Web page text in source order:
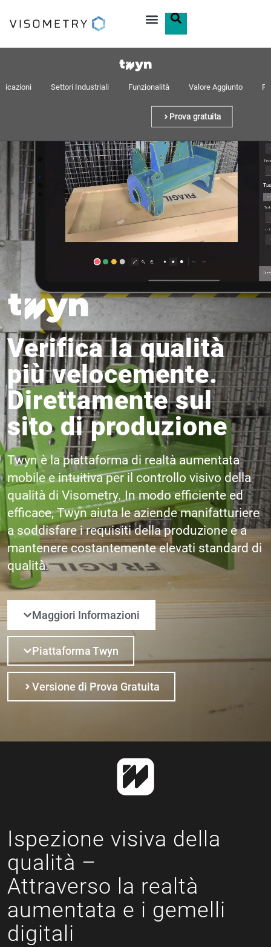
Settori Industriali Funzionalità Valore Aggiunto
Prova gratuita
Verifica la qualità
più velocemente.
Direttamente sul
sito di produzione
Twyn è la piattaforma di realtà aumentata
mobile e intuitiva per il controllo visivo della
qualità di Visometry. In modo efficiente ed
efficace, Twyn aiuta le aziende manifatturiere
a soddisfare i requisiti della produzione e a
mantenere costantemente elevati standard di
qualità.
Maggiori Informazioni
Piattaforma Twyn
Versione di Prova Gratuita
Ispezione visiva della
qualità –
Attraverso la realtà
aumentata e i gemelli
digitali